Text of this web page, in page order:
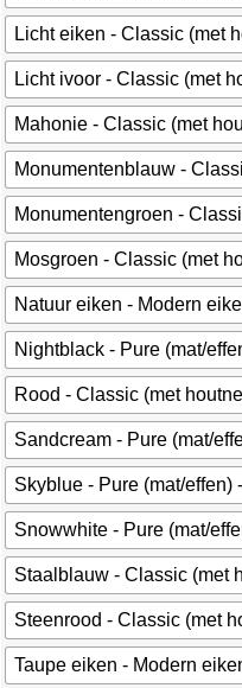
Licht eiken - Classic (met
Licht ivoor - Classic (met
Mahonie - Classic (met
Monumentenblauw -
Monumentengroen -
Mosgroen - Classic (met
Natuur eiken - Modern
Nightblack - Pure (mat/
Rood - Classic (met
Sandcream - Pure (mat/
Skyblue - Pure (mat/effen)
Snowwhite - Pure (mat/
Staalblauw - Classic (met
Steenrood - Classic (met
Taupe eiken - Modern